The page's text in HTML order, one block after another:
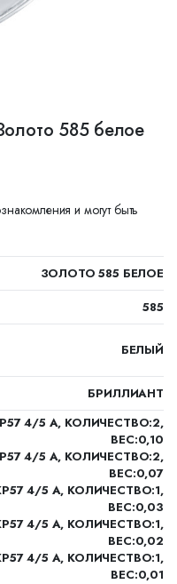
585 белое
и могут быть
ЗОЛОТО 585 БЕЛОЕ
585
БЕЛЫЙ
БРИЛЛИАНТ
4/5 А, КОЛИЧЕСТВО:2,
ВЕС:0,10
4/5 А, КОЛИЧЕСТВО:2,
ВЕС:0,07
4/5 А, КОЛИЧЕСТВО:1,
ВЕС:0,03
4/5 А, КОЛИЧЕСТВО:1,
ВЕС:0,02
4/5 А, КОЛИЧЕСТВО:1,
ВЕС:0,01